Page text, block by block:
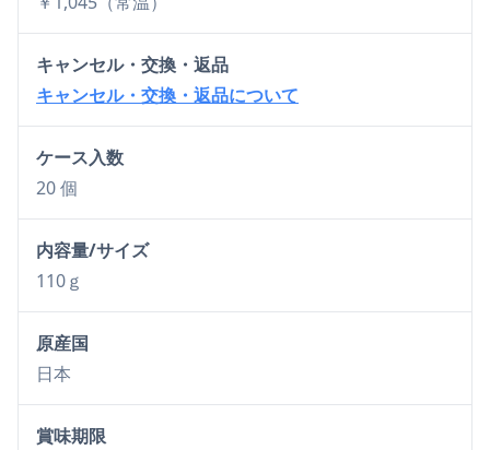
キャンセル・交換・返品
キャンセル・交換・返品について
ケース入数
20 個
内容量/サイズ
110ｇ
原産国
日本
賞味期限